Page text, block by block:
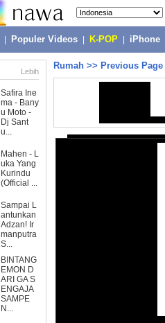
Populer Videos K-POP iPhone
Lebih
Safira Ine
ma - Bany
u Moto -
Dj Sant
u...
Mahen - L
uka Yang
Kurindu
(Official ...
Sampai L
antunkan
Adzan! Ir
manputra
S...
BINTANG
EMON D
ARI GA S
ENGAJA
SAMPE
N...
Rumah >> Previous Page